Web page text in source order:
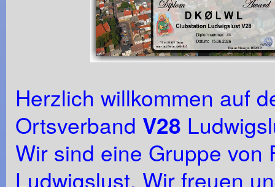
Herzlich willkommen auf
Ortsverband V28
Wir sind eine Gruppe von
Ludwigslust. Wir freuen